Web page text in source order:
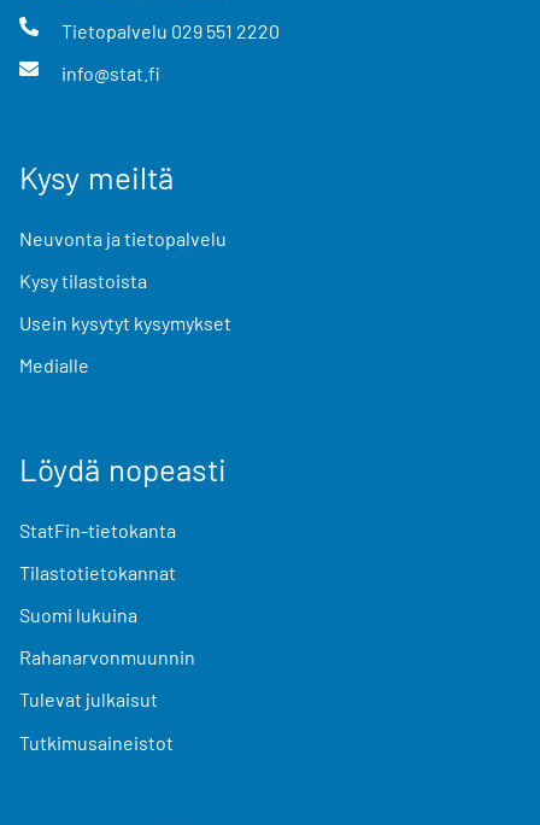
Tietopalvelu 029 551 2220
info@stat.fi
Kysy meiltä
Neuvonta ja tietopalvelu
Kysy tilastoista
Usein kysytyt kysymykset
Medialle
Löydä nopeasti
StatFin-tietokanta
Tilastotietokannat
Suomi lukuina
Rahanarvonmuunnin
Tulevat julkaisut
Tutkimusaineistot